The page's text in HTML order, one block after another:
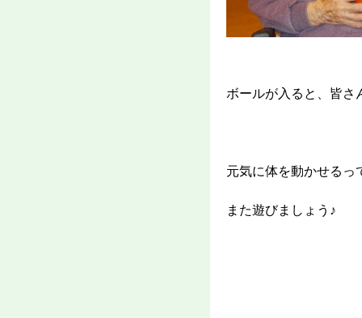
ボールが入ると、皆さ
元気に体を動かせるっ
また遊びましょう♪